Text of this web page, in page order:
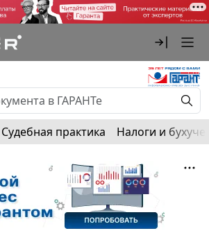
Судебная практика Налоги и